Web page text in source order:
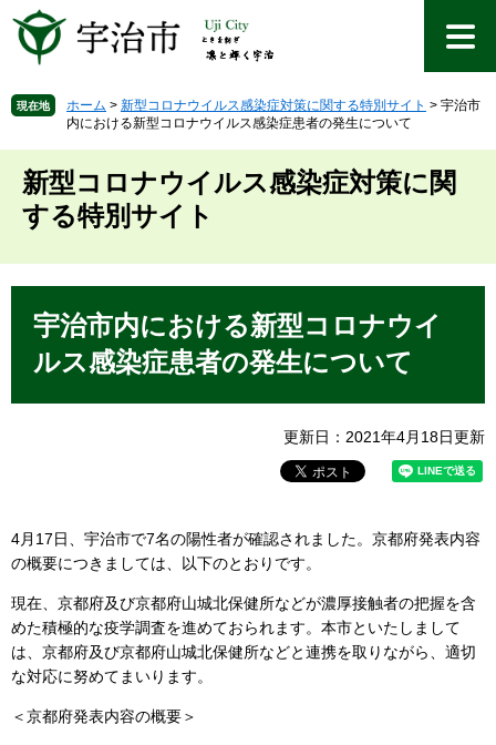
先
で
を
ば
へ
現在地 ホーム > 新型コロナウイルス感染症対策に関する特別サイト > 宇治市
内における新型コロナウイルス感染症患者の発生について
新型コロナウイルス感染症対策に関
する特別サイト
宇治市内における新型コロナウイ
ルス感染症患者の発生について
更新日：2021年4月18日更新
4月17日、宇治市で7名の陽性者が確認されました。京都府発表内容
の概要につきましては、以下のとおりです。
現在、京都府及び京都府山城北保健所などが濃厚接触者の把握を含
めた積極的な疫学調査を進めておられます。本市といたしまして
は、京都府及び京都府山城北保健所などと連携を取りながら、適切
な対応に努めてまいります。
＜京都府発表内容の概要＞